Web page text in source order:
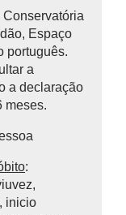
Conservatória
Espaço
português.
a
a declaração
meses.
:
inicio